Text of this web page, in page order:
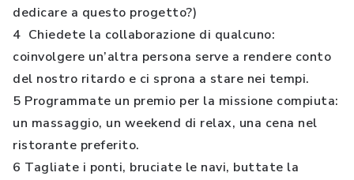
dedicare a questo progetto?)
4 Chiedete la collaborazione di qualcuno:
coinvolgere un’altra persona serve a rendere conto
del nostro ritardo e ci sprona a stare nei tempi.
5 Programmate un premio per la missione compiuta:
un massaggio, un weekend di relax, una cena nel
ristorante preferito.
6 Tagliate i ponti, bruciate le navi, buttate la